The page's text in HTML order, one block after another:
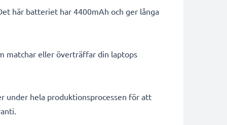
här batteriet har 4400mAh och ger långa
matchar eller överträffar din laptops
under hela produktionsprocessen för att